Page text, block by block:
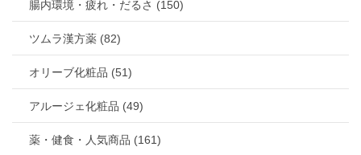
腸内環境・疲れ・だるさ (150)
ツムラ漢方薬 (82)
オリーブ化粧品 (51)
アルージェ化粧品 (49)
薬・健食・人気商品 (161)